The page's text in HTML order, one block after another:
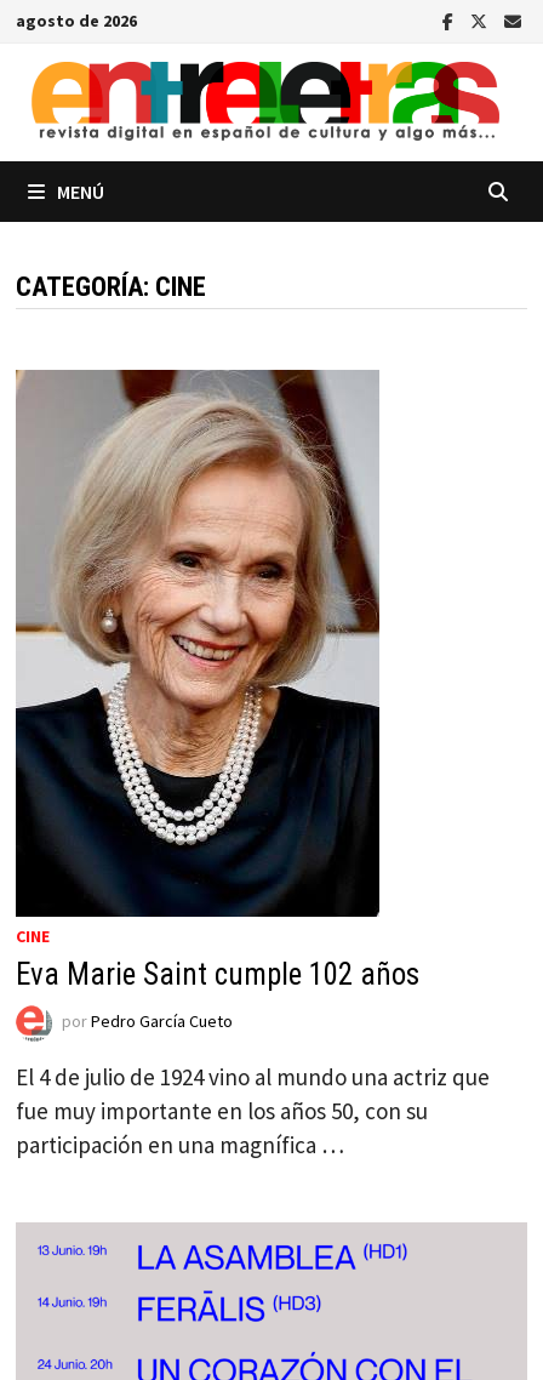
Saltar
contenido
agosto de 2026
MENÚ
CATEGORÍA: CINE
CINE
Eva Marie Saint cumple 102 años
porPedro García Cueto
El 4 de julio de 1924 vino al mundo una actriz que
fue muy importante en los años 50, con su
participación en una magnífica …